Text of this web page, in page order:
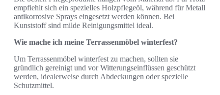
empfiehlt sich ein spezielles Holzpflegeöl, während für Metall
antikorrosive Sprays eingesetzt werden können. Bei
Kunststoff sind milde Reinigungsmittel ideal.
Wie mache ich meine Terrassenmöbel winterfest?
Um Terrassenmöbel winterfest zu machen, sollten sie
gründlich gereinigt und vor Witterungseinflüssen geschützt
werden, idealerweise durch Abdeckungen oder spezielle
Schutzmittel.